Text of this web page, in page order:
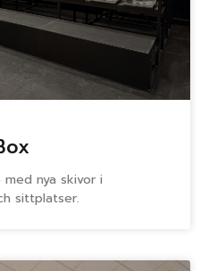
nya skivor i
sittplatser.